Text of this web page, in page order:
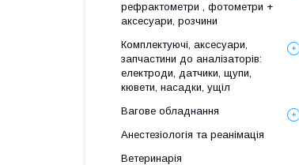
рефрактометри , фотометри +
аксесуари, розчини
Комплектуючі, аксесуари,
запчастини до аналізаторів:
електроди, датчики, щупи,
кювети, насадки, ущіл
Вагове обладнання
Анестезіологія та реанімація
Ветеринарія